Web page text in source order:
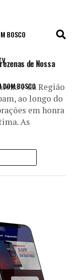
BOSCO
DOM BOSCO
de Nossa
e da Região
ao longo do
em honra
As